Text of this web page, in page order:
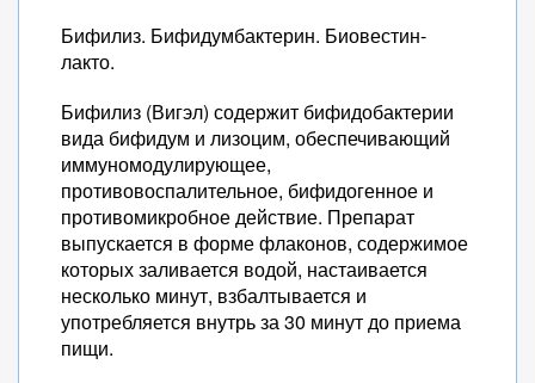
Бифилиз. Бифидумбактерин. Биовестин-
лакто.
Бифилиз (Вигэл) содержит бифидобактерии
вида бифидум и лизоцим, обеспечивающий
иммуномодулирующее,
противовоспалительное, бифидогенное и
противомикробное действие. Препарат
выпускается в форме флаконов, содержимое
которых заливается водой, настаивается
несколько минут, взбалтывается и
употребляется внутрь за 30 минут до приема
пищи.